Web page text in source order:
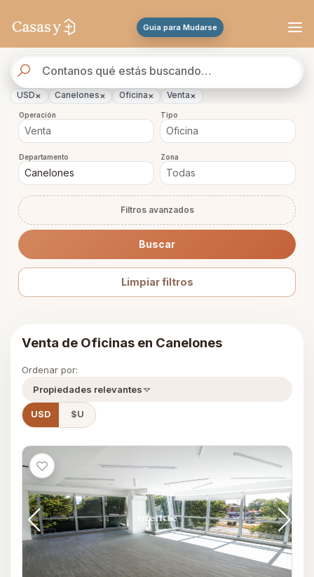
Guia para Mudarse
de
propiedades
USD× Canelones× Oficina× Venta×
Operación Tipo
Departamento Zona
Filtros avanzados
Buscar
Limpiar filtros
Venta de Oficinas en Canelones
Ordenar por:
Propiedades relevantes
USD $U